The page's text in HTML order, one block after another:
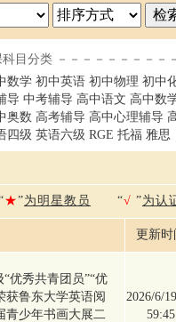
目分类 －－－－－－－－－
数学 初中英语 初中物理 初中
导 中考辅导 高中语文 高中数
奥数 高考辅导 高中心理辅导
四级 英语六级 RGE 托福 雅思
★”为明星教员 “√ ”为认
更新时
优秀共青团员”“优
获鲁东大学英语阅
青少年书画大展二
2026/6/
59:45